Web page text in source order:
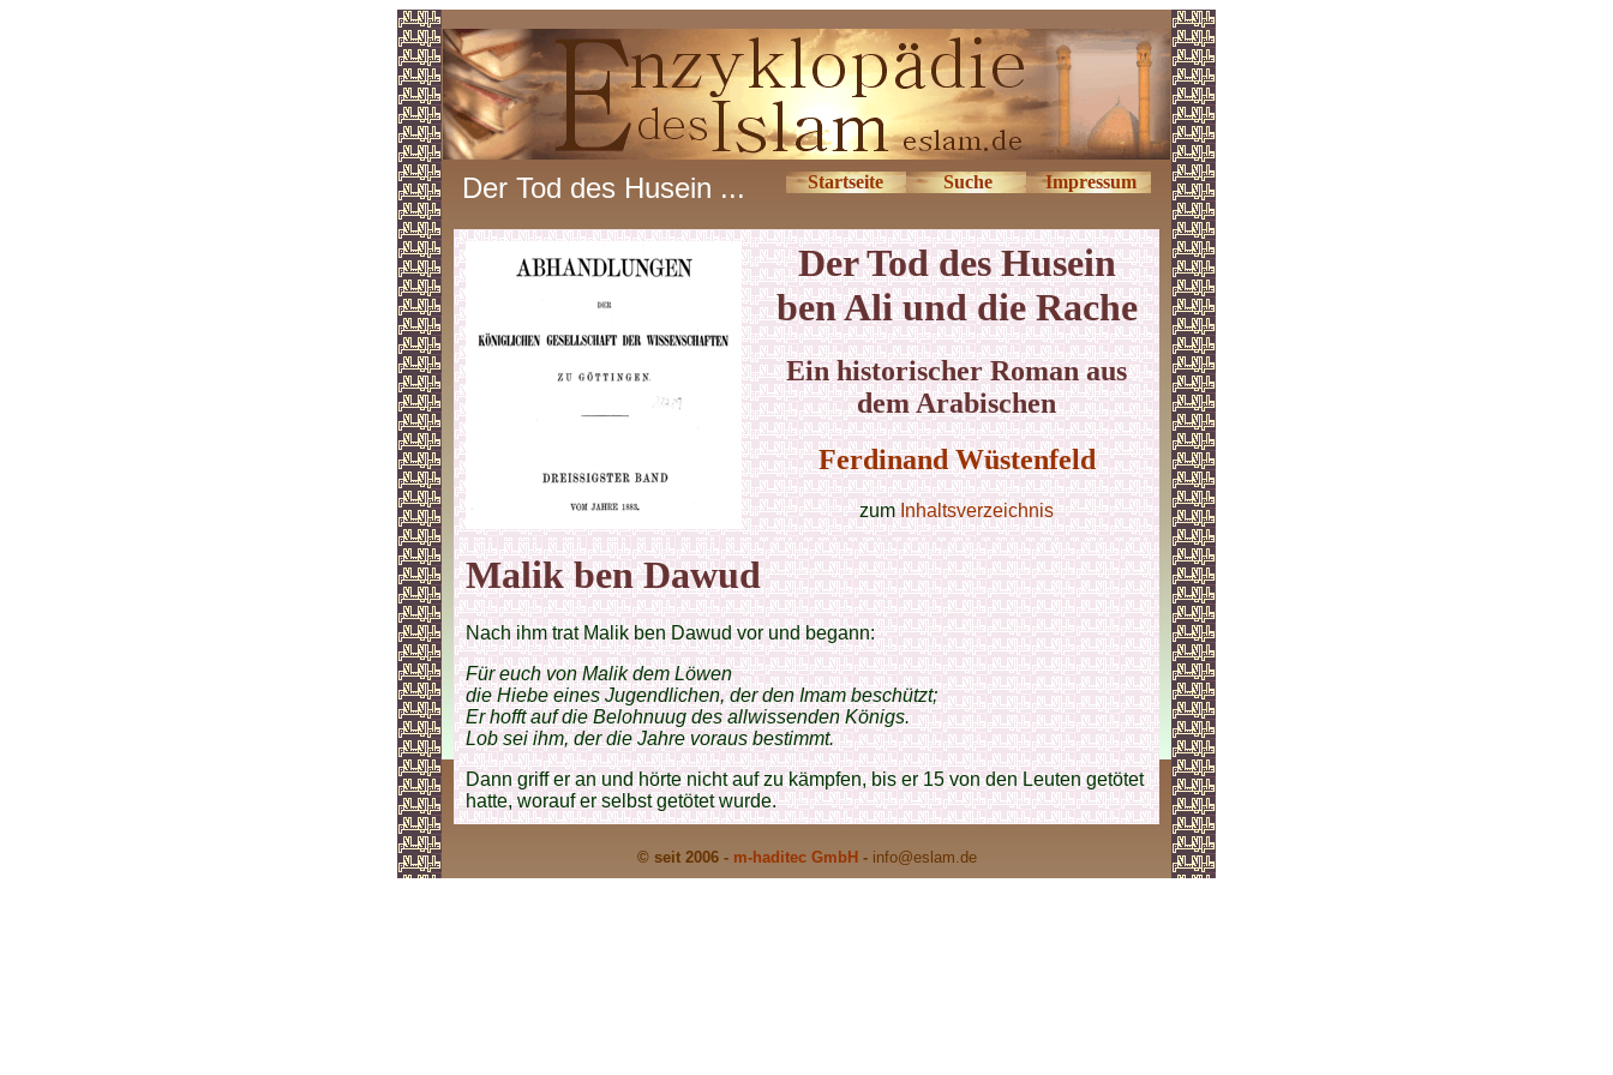
Der Tod des Husein ... Startseite Suche Impressum
Der Tod des Husein
ben Ali und die Rache
Ein historischer Roman aus
dem Arabischen
Ferdinand Wüstenfeld
zumInhaltsverzeichnis
Malik ben Dawud
Nach ihm trat Malik ben Dawud vor und begann:
Für euch von Malik dem Löwen
die Hiebe eines Jugendlichen, der den Imam beschützt;
Er hofft auf die Belohnuug des allwissenden Königs.
Lob sei ihm, der die Jahre voraus bestimmt.
Dann griff er an und hörte nicht auf zu kämpfen, bis er 15 von den Leuten getötet
hatte, worauf er selbst getötet wurde.
© seit 2006 - m-haditec GmbH - info@eslam.de